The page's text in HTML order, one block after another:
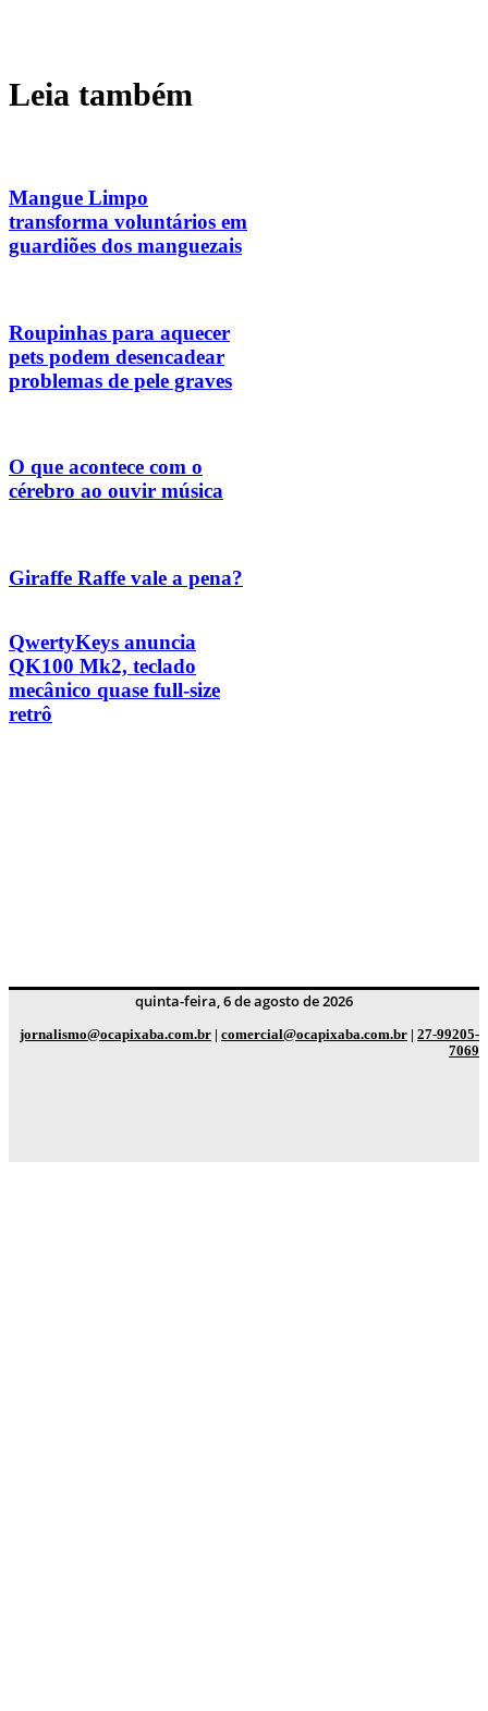
Leia também
Mangue Limpo
transforma voluntários em
guardiões dos manguezais
Roupinhas para aquecer
pets podem desencadear
problemas de pele graves
O que acontece com o
cérebro ao ouvir música
Giraffe Raffe vale a pena?
QwertyKeys anuncia
QK100 Mk2, teclado
mecânico quase full-size
retrô
quinta-feira, 6 de agosto de 2026
jornalismo@ocapixaba.com.br | comercial@ocapixaba.com.br | 27-99205-
7069